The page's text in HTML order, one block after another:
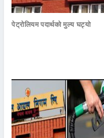
पेट्रोलियम पदार्थको मुल्य घट्यो